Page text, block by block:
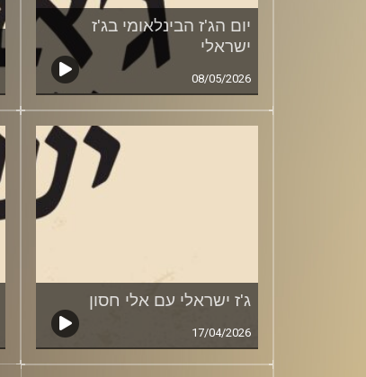
יום הג'ז הבינלאומי בג'ז
ישראלי
08/05/2026
ג'ז ישראלי עם אלי חסון
17/04/2026